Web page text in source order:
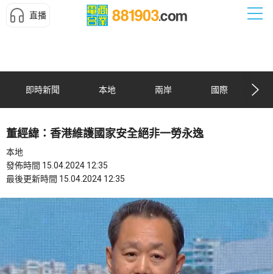
直播
即時新聞 本地 兩岸 國際
董經緯：香港維護國家安全絕非一勞永逸
本地
發佈時間 15.04.2024 12:35
最後更新時間 15.04.2024 12:35